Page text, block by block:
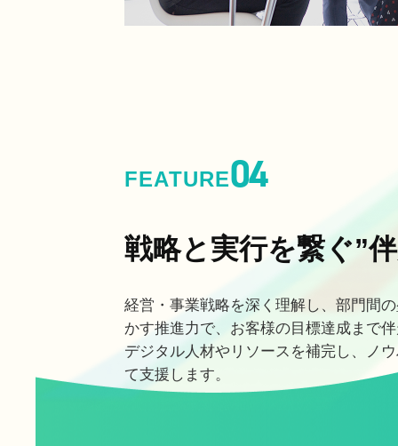
FEATURE04
戦略と実行を繋ぐ”
経営・事業戦略を深く理解し、部門間
かす推進力で、お客様の目標達成まで
デジタル人材やリソースを補完し、ノ
て支援します。